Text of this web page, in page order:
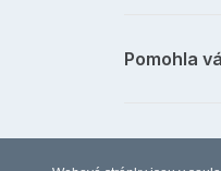
Pomohla